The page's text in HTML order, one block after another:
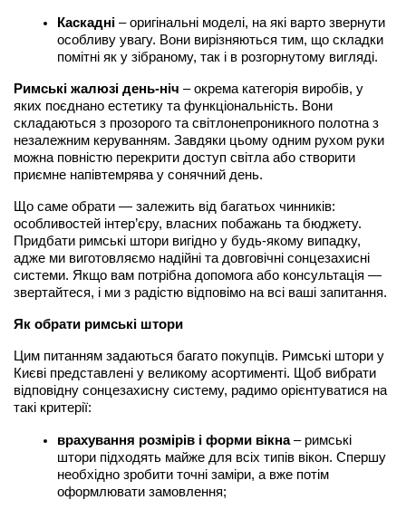
Каскадні – оригінальні моделі, на які варто звернути
особливу увагу. Вони вирізняються тим, що складки
помітні як у зібраному, так і в розгорнутому вигляді.
Римські жалюзі день-ніч – окрема категорія виробів, у
яких поєднано естетику та функціональність. Вони
складаються з прозорого та світлонепроникного полотна з
незалежним керуванням. Завдяки цьому одним рухом руки
можна повністю перекрити доступ світла або створити
приємне напівтемрява у сонячний день.
Що саме обрати — залежить від багатьох чинників:
особливостей інтер’єру, власних побажань та бюджету.
Придбати римські штори вигідно у будь-якому випадку,
адже ми виготовляємо надійні та довговічні сонцезахисні
системи. Якщо вам потрібна допомога або консультація —
звертайтеся, і ми з радістю відповімо на всі ваші запитання.
Як обрати римські штори
Цим питанням задаються багато покупців. Римські штори у
Києві представлені у великому асортименті. Щоб вибрати
відповідну сонцезахисну систему, радимо орієнтуватися на
такі критерії:
врахування розмірів і форми вікна – римські
штори підходять майже для всіх типів вікон. Спершу
необхідно зробити точні заміри, а вже потім
оформлювати замовлення;